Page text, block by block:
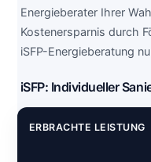
Energieberater Ihrer
Kostenersparnis durch
iSFP-Energieberatung
iSFP: Individueller
ERBRACHTE LEISTUNG